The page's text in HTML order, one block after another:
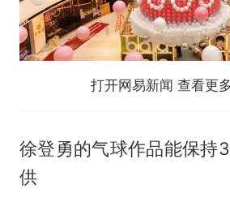
打开网易新闻 查看更
徐登勇的气球作品能保持
供